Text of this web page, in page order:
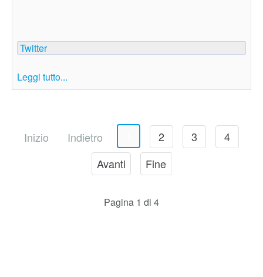
Twitter
Leggi tutto...
Inizio Indietro 2 3
4
Avanti
Fine
Pagina 1 di 4